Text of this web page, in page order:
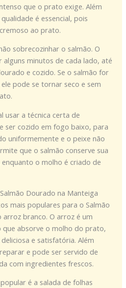
que o prato exige. Além
é essencial, pois
ao prato.
sobrecozinhar o salmão. O
minutos de cada lado, até
e cozido. Se o salmão for
pode se tornar seco e sem
usar a técnica certa de
ser cozido em fogo baixo, para
uniformemente e o peixe não
que o salmão conserve sua
o molho é criado de
Dourado na Manteiga
mais populares para o Salmão
branco. O arroz é um
absorve o molho do prato,
e satisfatória. Além
e pode ser servido de
com ingredientes frescos.
é a salada de folhas